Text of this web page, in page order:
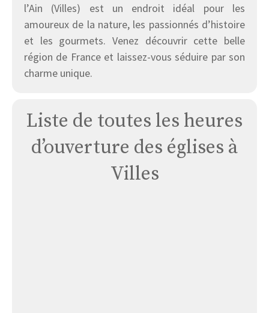
l’Ain (Villes) est un endroit idéal pour les
amoureux de la nature, les passionnés d’histoire
et les gourmets. Venez découvrir cette belle
région de France et laissez-vous séduire par son
charme unique.
Liste de toutes les heures
d’ouverture des églises à
Villes